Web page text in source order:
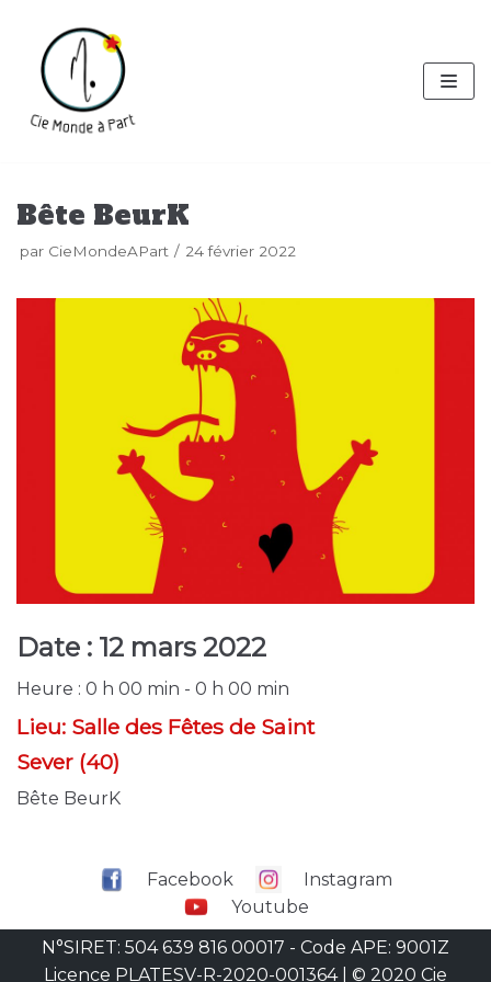
au
contenu
Bête BeurK
par CieMondeAPart 24 février 2022
Date : 12 mars 2022
Heure : 0 h 00 min - 0 h 00 min
Lieu: Salle des Fêtes de Saint
Sever (40)
Bête BeurK
Facebook
Instagram
Youtube
N°SIRET: 504 639 816 00017 - Code APE: 9001Z
Licence PLATESV-R-2020-001364 | © 2020 Cie